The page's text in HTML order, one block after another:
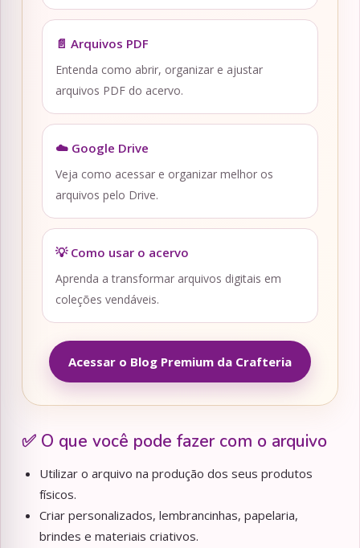
📄 Arquivos PDF
Entenda como abrir, organizar e ajustar
arquivos PDF do acervo.
☁️ Google Drive
Veja como acessar e organizar melhor os
arquivos pelo Drive.
💡 Como usar o acervo
Aprenda a transformar arquivos digitais em
coleções vendáveis.
Acessar o Blog Premium da Crafteria
✅ O que você pode fazer com o arquivo
Utilizar o arquivo na produção dos seus produtos
físicos.
Criar personalizados, lembrancinhas, papelaria,
brindes e materiais criativos.